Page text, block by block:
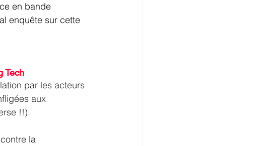
en bande
enquête sur cette
Tech
par les acteurs
aux
!!).
la